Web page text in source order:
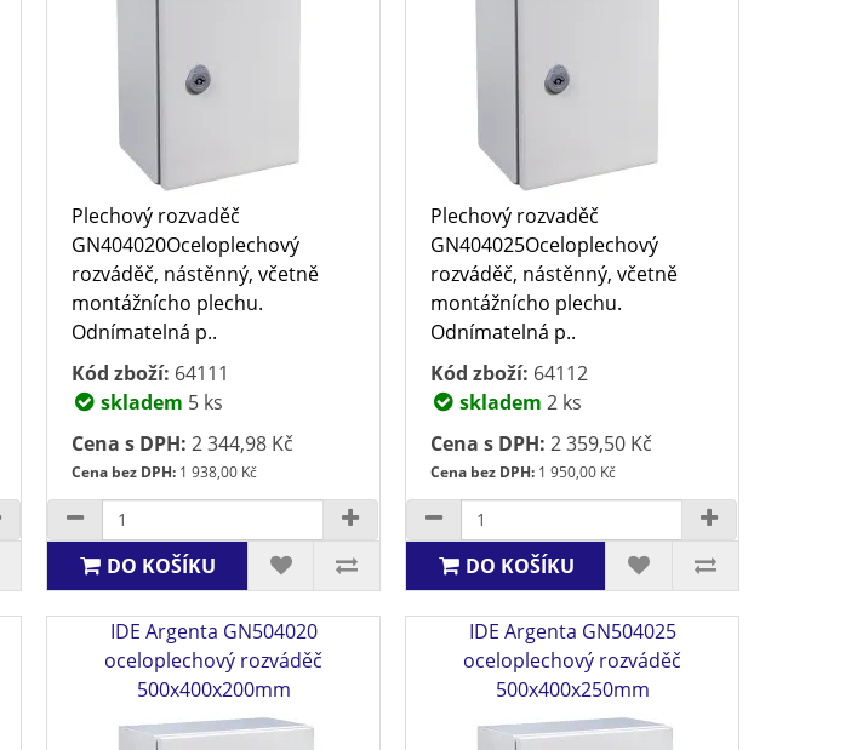
Plechový rozvaděč
GN404020Oceloplechový
rozváděč, nástěnný, včetně
montážnícho plechu.
Odnímatelná p..
Kód zboží: 64111
skladem 5 ks
Cena s DPH: 2 344,98 Kč
Cena bez DPH: 1 938,00 Kč
DO KOŠÍKU
Plechový rozvaděč
GN404025Oceloplechový
rozváděč, nástěnný, včetně
montážnícho plechu.
Odnímatelná p..
Kód zboží: 64112
skladem 2 ks
Cena s DPH: 2 359,50 Kč
Cena bez DPH: 1 950,00 Kč
DO KOŠÍKU
IDE Argenta GN504020
oceloplechový rozváděč
500x400x200mm
IDE Argenta GN504025
oceloplechový rozváděč
500x400x250mm